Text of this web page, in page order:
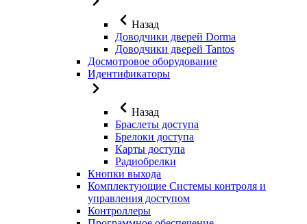
Назад
Доводчики дверей Dorma
Доводчики дверей Tantos
Досмотровое оборудование
Идентификаторы
Назад
Браслеты доступа
Брелоки доступа
Карты доступа
Радиобрелки
Кнопки выхода
Комплектующие Системы контроля и
управления доступом
Контроллеры